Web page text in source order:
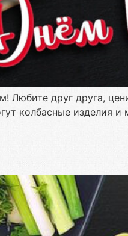
Любите друг друга,
колбасные изделия и